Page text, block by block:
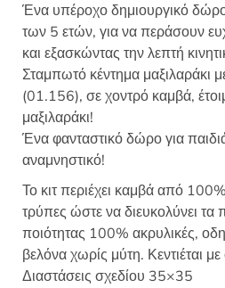
Ένα υπέροχο δημιουργικό δώρο
των 5 ετών, για να περάσουν
και εξασκώντας την λεπτή
Σταμπωτό κέντημα μαξιλαράκι
(01.156), σε χοντρό καμβά,
μαξιλαράκι!
Ένα φανταστικό δώρο για
αναμνηστικό!
Το κιτ περιέχει καμβά από
τρύπες ώστε να διευκολύνει τα
ποιότητας 100% ακρυλικές,
βελόνα χωρίς μύτη. Κεντιέται
Διαστάσεις σχεδίου 35×35